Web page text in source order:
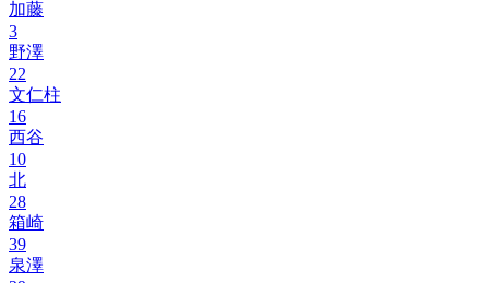
加藤
3
野澤
22
文仁柱
16
西谷
10
北
28
箱崎
39
泉澤